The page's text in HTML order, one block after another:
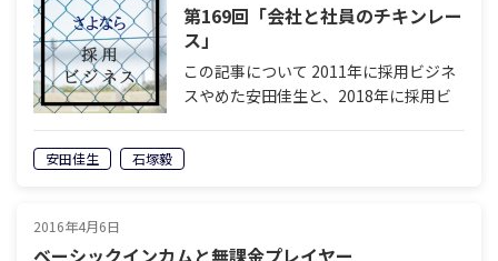
第169回「会社と社員のチキンレー
ス」
この記事について 2011年に採用ビジネ
スやめた安田佳生と、2018年に採用ビ
二人は採用ビジネスにサヨナラしたの
か。今後、採用ビジネスはどのように変
安田佳生 石塚毅
2016年4月6日
ベーシックインカムと無課金プレイヤー